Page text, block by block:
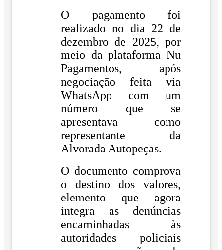
O pagamento foi
realizado no dia 22 de
dezembro de 2025, por
meio da plataforma Nu
Pagamentos, após
negociação feita via
WhatsApp com um
número que se
apresentava como
representante da
Alvorada Autopeças.
O documento comprova
o destino dos valores,
elemento que agora
integra as denúncias
encaminhadas às
autoridades policiais